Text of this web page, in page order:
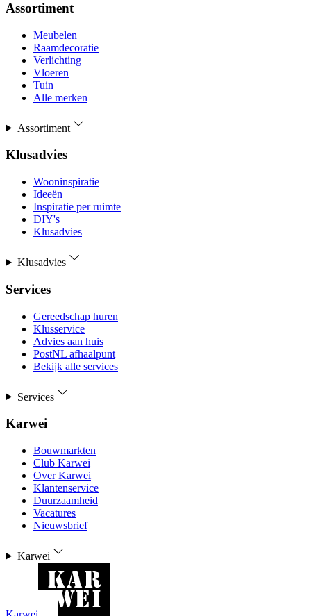
Assortiment
Meubelen
Raamdecoratie
Verlichting
Vloeren
Tuin
Alle merken
Assortiment
Klusadvies
Wooninspiratie
Ideeën
Inspiratie per ruimte
DIY's
Klusadvies
Klusadvies
Services
Gereedschap huren
Klusservice
Advies aan huis
PostNL afhaalpunt
Bekijk alle services
Services
Karwei
Bouwmarkten
Club Karwei
Over Karwei
Klantenservice
Duurzaamheid
Vacatures
Nieuwsbrief
Karwei